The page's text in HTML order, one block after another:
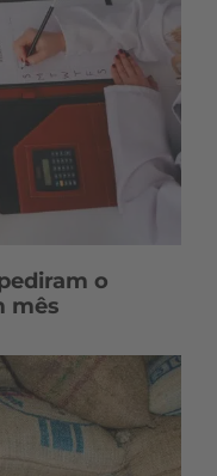
o
mês